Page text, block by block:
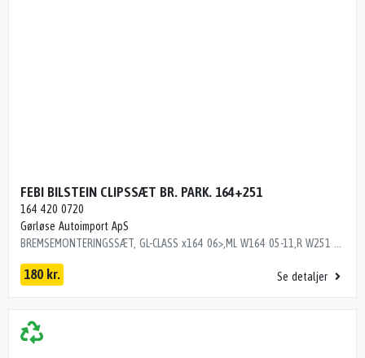
FEBI BILSTEIN CLIPSSÆT BR. PARK. 164+251
164 420 0720
Gørløse Autoimport ApS
BREMSEMONTERINGSSÆT, GL-CLASS x164 06>,ML W164 05-11,R W251 06> Dito numre 35323748, 35343748, 35353748
180 kr. Se detaljer